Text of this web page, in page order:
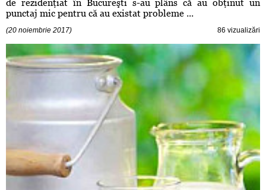
de rezidenţiat în Bucureşti s-au plâns că au obţinut un
punctaj mic pentru că au existat probleme ...
(20 noiembrie 2017) 86 vizualizări